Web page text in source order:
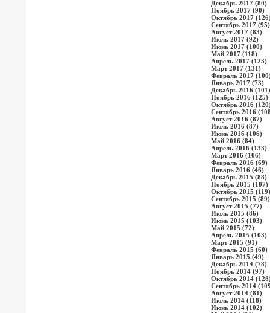
Декабрь 2017 (80)
Ноябрь 2017 (90)
Октябрь 2017
Сентябрь 2017 (95)
Август 2017 (83)
Июль 2017 (92)
Июнь 2017 (100)
Май 2017 (118)
Апрель 2017 (123)
Март 2017 (131)
Февраль 2017
Январь 2017 (73)
Декабрь 2016 (101)
Ноябрь 2016 (125)
Октябрь 2016
Сентябрь 2016
Август 2016 (87)
Июль 2016 (87)
Июнь 2016 (106)
Май 2016 (84)
Апрель 2016 (133)
Март 2016 (106)
Февраль 2016 (69)
Январь 2016 (46)
Декабрь 2015 (88)
Ноябрь 2015 (107)
Октябрь 2015 (119)
Сентябрь 2015 (89)
Август 2015 (77)
Июль 2015 (86)
Июнь 2015 (103)
Май 2015 (72)
Апрель 2015 (103)
Март 2015 (91)
Февраль 2015 (60)
Январь 2015 (49)
Декабрь 2014 (78)
Ноябрь 2014 (97)
Октябрь 2014
Сентябрь 2014
Август 2014 (81)
Июль 2014 (118)
Июнь 2014 (102)